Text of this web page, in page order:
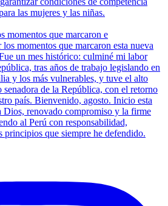
que marcaron e